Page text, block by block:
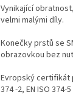
Vynikající
velmi malými díly.
Konečky prstů se
obrazovkou bez
Evropský certifikát
374 -2, EN ISO 374-